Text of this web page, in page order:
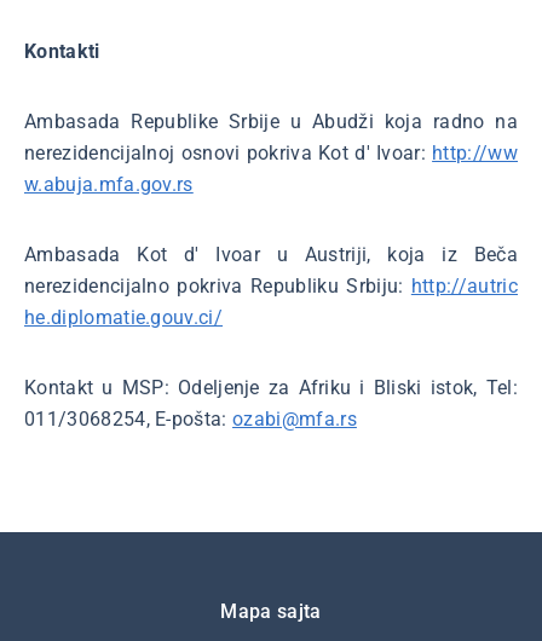
Kontakti
Ambasada Republike Srbije u Abudži koja radno na
nerezidencijalnoj osnovi pokriva Kot d' Ivoar: http://ww
w.abuja.mfa.gov.rs
Ambasada Kot d' Ivoar u Austriji, koja iz Beča
nerezidencijalno pokriva Republiku Srbiju: http://autric
he.diplomatie.gouv.ci/
Kontakt u MSP: Odeljenje za Afriku i Bliski istok, Tel:
011/3068254, E-pošta:ozabi@mfa.rs
Mapa sajta